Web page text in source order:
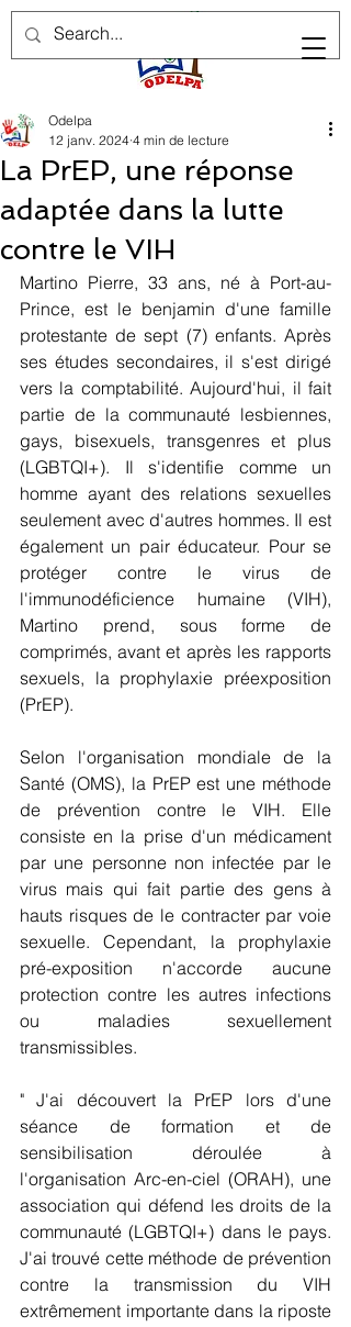
La PrEP, une réponse
adaptée dans la lutte
contre le VIH
Odelpa
12 janv. 2024 4 min de lecture
Martino Pierre, 33 ans, né à Port-au-
Prince, est le benjamin d'une famille
protestante de sept (7) enfants. Après
ses études secondaires, il s'est dirigé
vers la comptabilité. Aujourd'hui, il fait
partie de la communauté lesbiennes,
gays, bisexuels, transgenres et plus
(LGBTQI+). Il s'identifie comme un
homme ayant des relations sexuelles
seulement avec d'autres hommes. Il est
également un pair éducateur. Pour se
protéger contre le virus de
l'immunodéficience humaine (VIH),
Martino prend, sous forme de
comprimés, avant et après les rapports
sexuels, la prophylaxie préexposition
(PrEP).
Selon l'organisation mondiale de la
Santé (OMS), la PrEP est une méthode
de prévention contre le VIH. Elle
consiste en la prise d'un médicament
par une personne non infectée par le
virus mais qui fait partie des gens à
hauts risques de le contracter par voie
sexuelle. Cependant, la prophylaxie
pré-exposition n'accorde aucune
protection contre les autres infections
ou maladies sexuellement
transmissibles.
" J'ai découvert la PrEP lors d'une
séance de formation et de
sensibilisation déroulée à
l'organisation Arc-en-ciel (ORAH), une
association qui défend les droits de la
communauté (LGBTQI+) dans le pays.
J'ai trouvé cette méthode de prévention
contre la transmission du VIH
extrêmement importante dans la riposte